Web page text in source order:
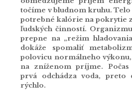
točíme v bludnom kruhu. Telo
potrebné kalórie na pokrytie
ľudských činností.
prepne na „režim
dokáže spomaliť
polovicu normálneho
na zníženom príjme.
prvá odchádza voda, preto
rýchlo.